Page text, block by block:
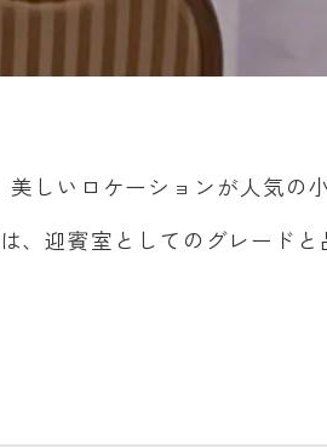
美しいロケーションが人気の小
、迎賓室としてのグレードと